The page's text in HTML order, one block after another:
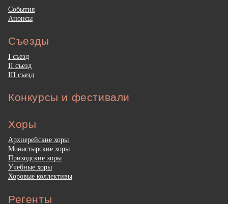
События
Анонсы
Съезды
I съезд
II съезд
III съезд
Конкурсы и фестивали
Хоры
Архиерейские хоры
Монастырские хоры
Приходские хоры
Учебные хоры
Хоровые коллективы
Регенты